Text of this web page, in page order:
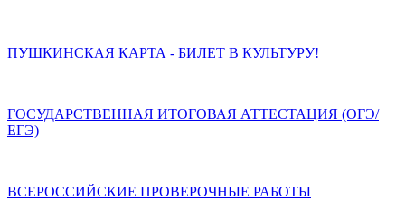
ПУШКИНСКАЯ КАРТА - БИЛЕТ В КУЛЬТУРУ!
ГОСУДАРСТВЕННАЯ ИТОГОВАЯ АТТЕСТАЦИЯ (ОГЭ/
ЕГЭ)
ВСЕРОССИЙСКИЕ ПРОВЕРОЧНЫЕ РАБОТЫ